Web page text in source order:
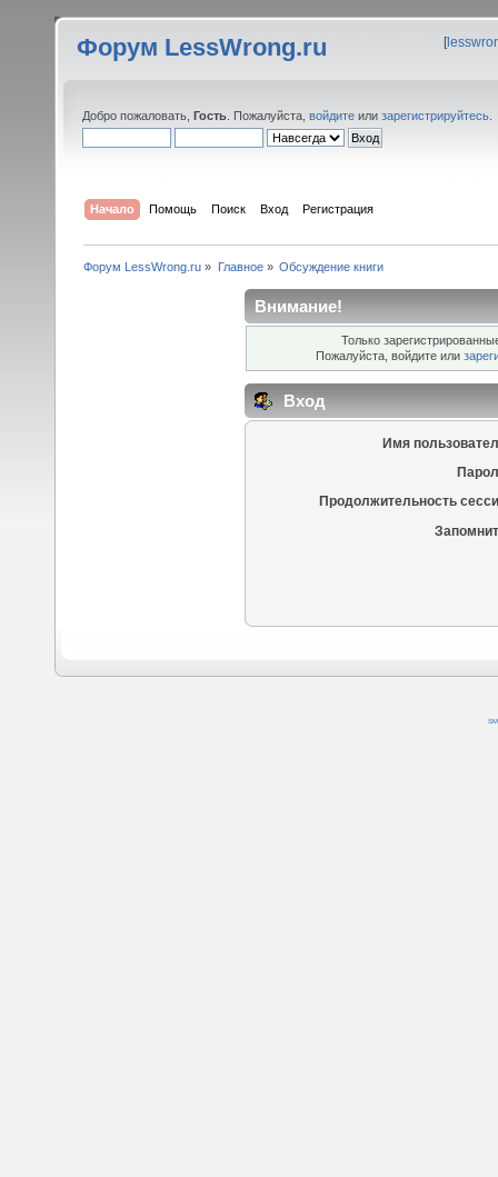
Форум LessWrong.ru [
Добро пожаловать, Гость . Пожалуйста, войдите или зарегистрируйтесь
Начало Помощь Поиск Вход Регистрация
Форум LessWrong.ru » Главное» Обсуждение книги
Внимание!
Только
Пожалуйста, войдите или
Вход
Имя
Продолжительность